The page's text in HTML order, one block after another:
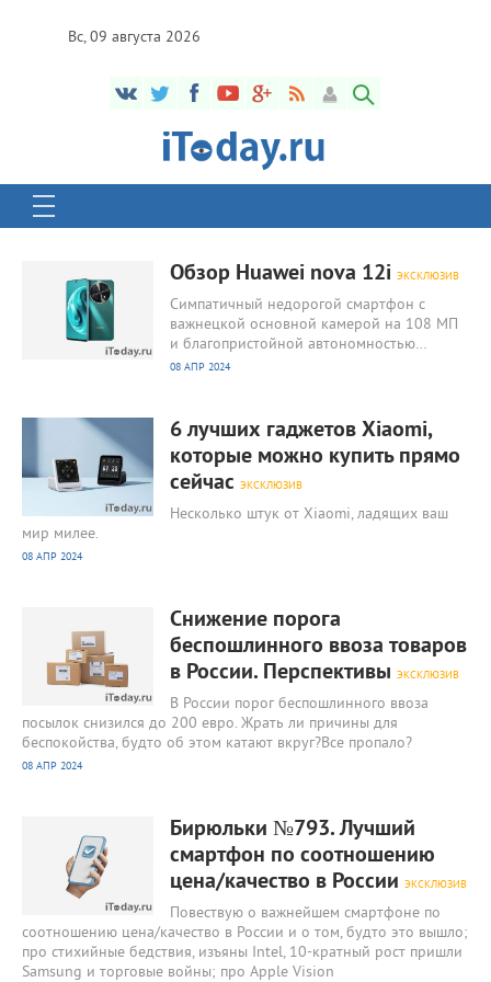
Вс, 09 августа 2026
Обзор Huawei nova 12i ЭКСКЛЮЗИВ
Симпатичный недорогой смартфон с
важнецкой основной камерой на 108 МП
и благопристойной автономностью…
08 АПР 2024
6 лучших гаджетов Xiaomi,
которые можно купить прямо
сейчас ЭКСКЛЮЗИВ
Несколько штук от Xiaomi, ладящих ваш
мир милее.
08 АПР 2024
Снижение порога
беспошлинного ввоза товаров
в России. Перспективы ЭКСКЛЮЗИВ
В России порог беспошлинного ввоза
посылок снизился до 200 евро. Жрать ли причины для
беспокойства, будто об этом катают вкруг?Все пропало?
08 АПР 2024
Бирюльки №793. Лучший
смартфон по соотношению
цена/качество в России ЭКСКЛЮЗИВ
Повествую о важнейшем смартфоне по
соотношению цена/качество в России и о том, будто это вышло;
про стихийные бедствия, изъяны Intel, 10-кратный рост пришли
Samsung и торговые войны; про Apple Vision